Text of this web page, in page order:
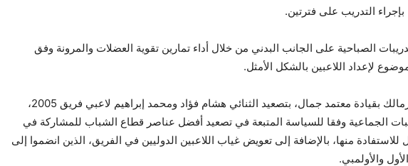
التدريب على فترتين.
الصباحية على الجانب البدني من خلال أداء تمارين تقوية العضلات والمرونة وفق
لإعداد اللاعبين بالشكل الأمثل.
قام الجهاز الفني للزمالك بقيادة معتمد جمال، بتصعيد الثنائي هشام فؤاد ومحمد إبراهيم لاعبي فريق 2005،
الجماعية وفقا للسياسة المتبعة في تصعيد أفضل عناصر قطاع الشباب للمشاركة في
للاستفادة منها، بالإضافة إلى تعويض غياب اللاعبين الدوليين في الفريق، الذين انضموا إلى
والأولمبي.